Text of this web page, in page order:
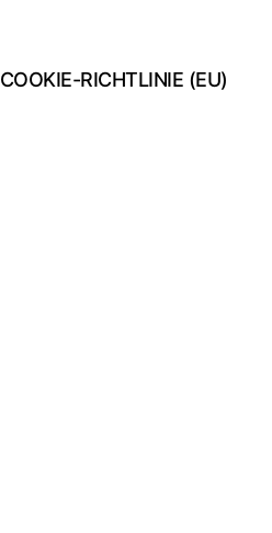
COOKIE-RICHTLINIE (EU)